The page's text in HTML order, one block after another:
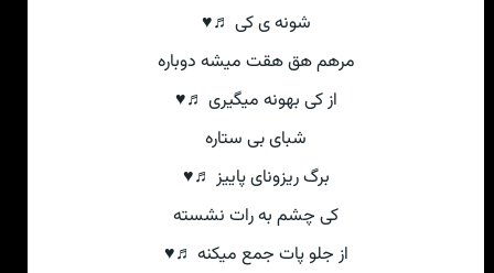
شونه ی کی ♬♥
مرهم هق هقت میشه دوباره
از کی بهونه میگیری ♬♥
شبای بی ستاره
برگ ریزونای پاییز ♬♥
کی چشم به رات نشسته
از جلو پات جمع میکنه ♬♥